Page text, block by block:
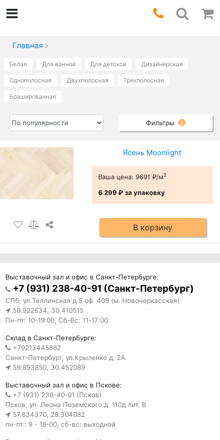
Главная
Белая Для ванной Для детской Дизайнерская
Однополосная Двухполосная Трехполосная
Брашированная
Фильтры 2
Ясень Moonlight
Ваша цена: 9691 ₽/м2
6 299 ₽за упаковку
В корзину
Выставочный зал и офис в Санкт-Петербурге:
+7 (931) 238-40-91 (Санкт-Петербург)
СПб, ул.Таллинская д.5 оф. 409 (м. Новочеркасская)
59.922634, 30.410515
Пн-пт: 10-19:00, Сб-Вс: 11-17:00
Склад в Санкт-Петербурге:
+79213445862
Санкт-Петербург, ул.Крыленко д. 2А.
59.893850, 30.452089
Выставочный зал и офис в Пскове:
+7 (931) 238-40-91 (Псков)
Псков, ул. Леона Поземского д. 110д лит. В
57.834370, 28.304082
пн-пт.: 9 - 18-00, сб-вс: выходной